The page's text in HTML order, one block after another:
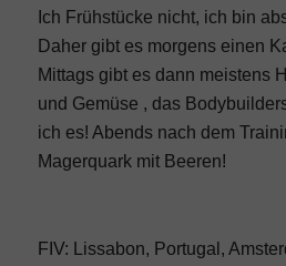
Ich Frühstücke nicht, ich bin
Daher gibt es morgens einen
Mittags gibt es dann meistens
und Gemüse , das
ich es! Abends nach dem
Magerquark mit Beeren!
FIV: Lissabon, Portugal,